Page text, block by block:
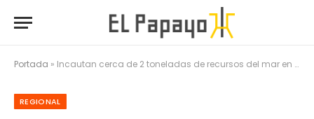
Portada » Incautan cerca de 2 toneladas de recursos del mar en operativo realizado en Coquimbo
REGIONAL